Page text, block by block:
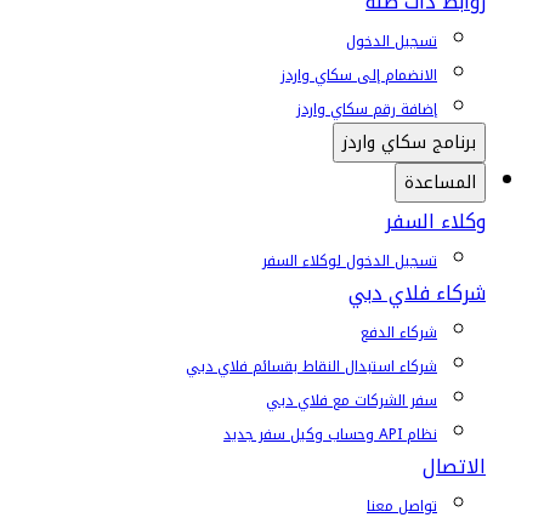
تسجيل الدخول
الانضمام إلى سكاي واردز
إضافة رقم سكاي واردز
برنامج سكاي واردز
المساعدة
وكلاء السفر
تسجيل الدخول لوكلاء السفر
شركاء فلاي دبي
شركاء الدفع
شركاء استبدال النقاط بقسائم فلاي دبي
سفر الشركات مع فلاي دبي
نظام API وحساب وكيل سفر جديد
الاتصال
تواصل معنا